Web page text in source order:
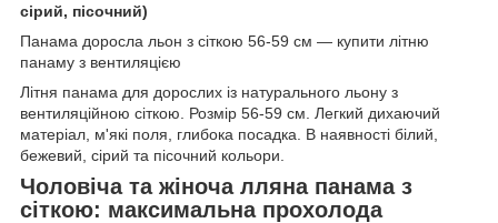
сірий, пісочний)
Панама доросла льон з сіткою 56-59 см — купити літню
панаму з вентиляцією
Літня панама для дорослих із натурального льону з
вентиляційною сіткою. Розмір 56-59 см. Легкий дихаючий
матеріал, м'які поля, глибока посадка. В наявності білий,
бежевий, сірий та пісочний кольори.
Чоловіча та жіноча лляна панама з
сіткою: максимальна прохолода